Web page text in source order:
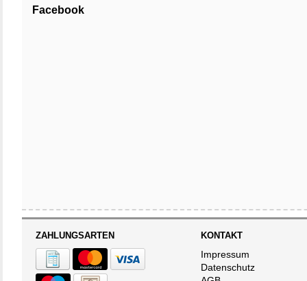
Facebook
ZAHLUNGSARTEN KONTAKT
Impressum
Datenschutz